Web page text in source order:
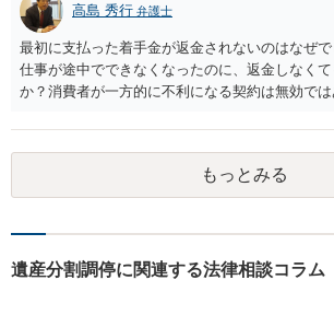
高島 秀行 弁護士
最初に支払った着手金が返金されないのはなぜ
仕事が途中でできなくなったのに、返金しなく
か？消費者が一方的に不利になる契約は無効
務があると思います。 倒れた弁護士が所属す
れた方がよいと思います。 倒れた弁護士は脳
すが、 判断能力があり、復代理を倒れた弁護
選任したのか 即ち、復代理人の選任は有効な
もっとみる
遺産分割調停に関連する法律相談コラム